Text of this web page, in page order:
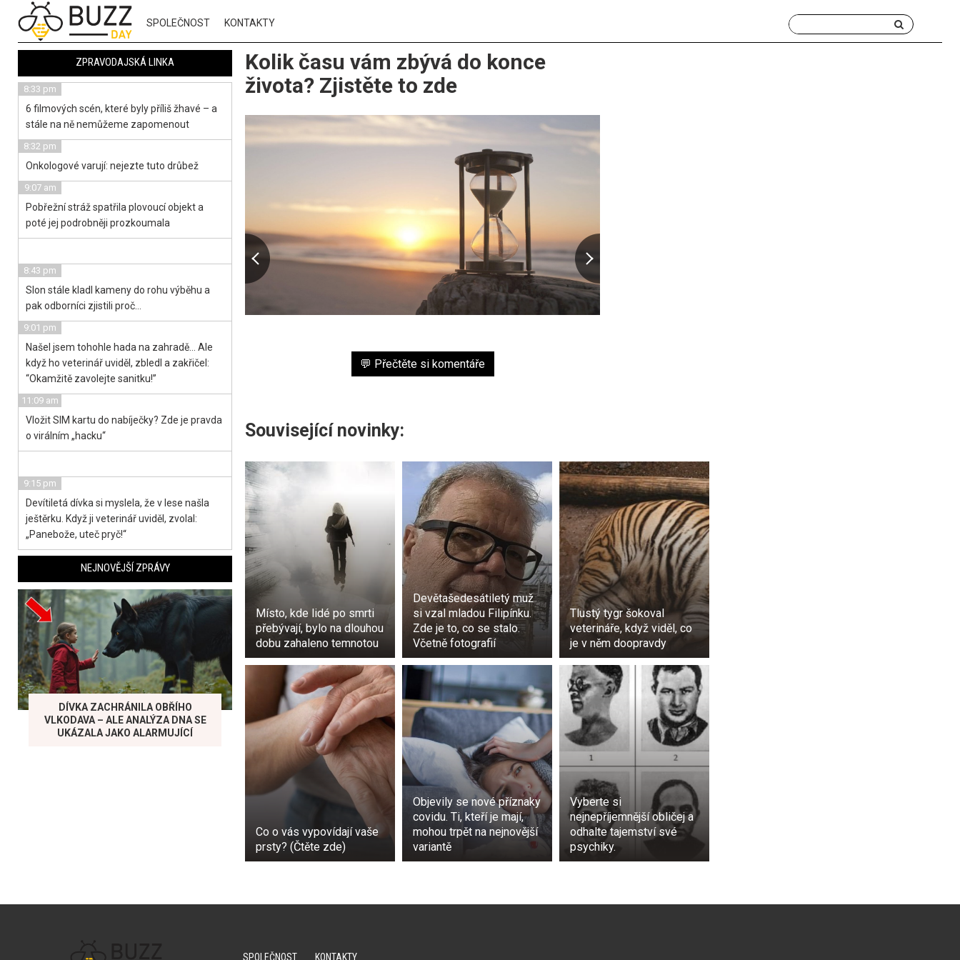
SPOLEČNOST KONTAKTY
Kolik času vám zbývá do konce
života? Zjistěte to zde
💬 Přečtěte si komentáře
Související novinky:
Místo, kde lidé po smrti
přebývají, bylo na dlouhou
dobu zahaleno temnotou
Devětašedesátiletý muž
si vzal mladou Filipínku.
Zde je to, co se stalo.
Včetně fotografií
Tlustý tygr šokoval
veterináře, když viděl, co
je v něm doopravdy
Co o vás vypovídají vaše
prsty? (Čtěte zde)
Objevily se nové příznaky
covidu. Ti, kteří je mají,
mohou trpět na nejnovější
variantě
Vyberte si
nejnepříjemnější obličej a
odhalte tajemství své
psychiky.
ZPRAVODAJSKÁ LINKA
8:33 pm
6 filmových scén, které byly příliš žhavé – a
stále na ně nemůžeme zapomenout
8:32 pm
Onkologové varují: nejezte tuto drůbež
9:07 am
Pobřežní stráž spatřila plovoucí objekt a
poté jej podrobněji prozkoumala
8:43 pm
Slon stále kladl kameny do rohu výběhu a
pak odborníci zjistili proč…
9:01 pm
Našel jsem tohohle hada na zahradě… Ale
když ho veterinář uviděl, zbledl a zakřičel:
“Okamžitě zavolejte sanitku!”
11:09 am
Vložit SIM kartu do nabíječky? Zde je pravda
o virálním „hacku“
9:15 pm
Devítiletá dívka si myslela, že v lese našla
ještěrku. Když ji veterinář uviděl, zvolal:
„Panebože, uteč pryč!“
NEJNOVĚJŠÍ ZPRÁVY
DÍVKA ZACHRÁNILA OBŘÍHO
VLKODAVA – ALE ANALÝZA DNA SE
UKÁZALA JAKO ALARMUJÍCÍ
SPOLEČNOST KONTAKTY